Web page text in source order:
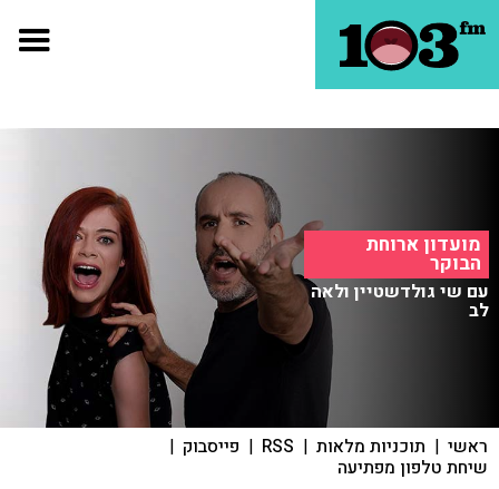
מועדון ארוחת
הבוקר
עם שי גולדשטיין ולאה
לב
ראשי | תוכניות מלאות |
RSS
| פייסבוק |
שיחת טלפון מפתיעה